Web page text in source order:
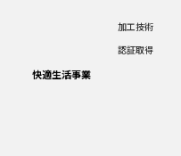
加工技術
認証取得
快適生活事業